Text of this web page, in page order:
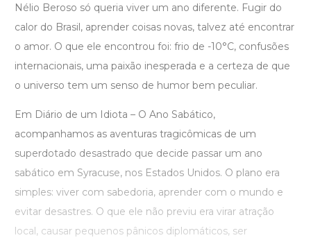
Nélio Beroso só queria viver um ano diferente. Fugir do
calor do Brasil, aprender coisas novas, talvez até encontrar
o amor. O que ele encontrou foi: frio de -10°C, confusões
internacionais, uma paixão inesperada e a certeza de que
o universo tem um senso de humor bem peculiar.
Em Diário de um Idiota – O Ano Sabático,
acompanhamos as aventuras tragicômicas de um
superdotado desastrado que decide passar um ano
sabático em Syracuse, nos Estados Unidos. O plano era
simples: viver com sabedoria, aprender com o mundo e
evitar desastres. O que ele não previu era virar atração
local, causar pequenos pânicos diplomáticos, ser